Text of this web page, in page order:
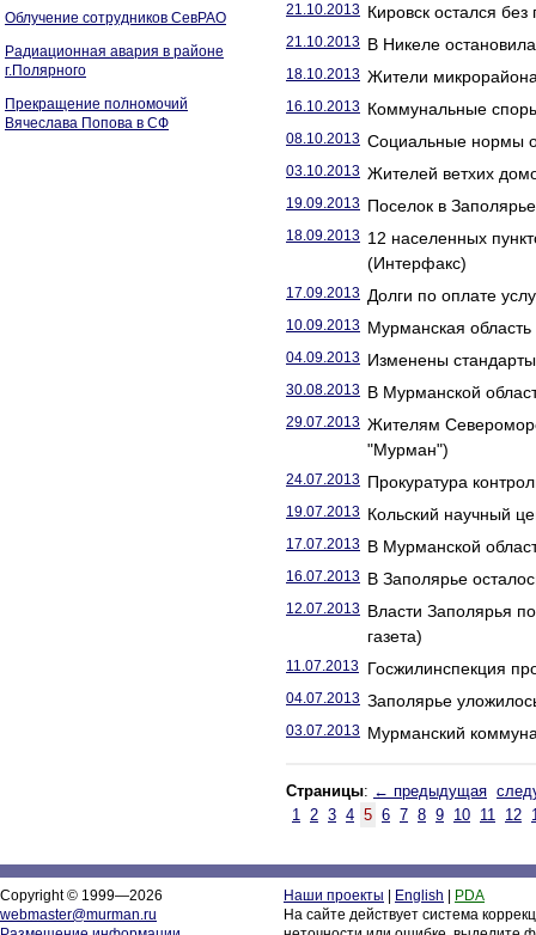
Облучение сотрудников СевРАО
Радиационная авария в районе
г.Полярного
Прекращение полномочий
Вячеслава Попова в СФ
21.10.2013 Кировск остался
21.10.2013 В Никеле
18.10.2013 Жители
16.10.2013 Коммунальные
08.10.2013 Социальные нормы
03.10.2013 Жителей ветхих
19.09.2013 Поселок в
18.09.2013 12 населенных
(Интерфакс)
17.09.2013 Долги по оплате
10.09.2013 Мурманская область
04.09.2013 Изменены
30.08.2013 В Мурманской
29.07.2013 Жителям
"Мурман")
24.07.2013 Прокуратура
19.07.2013 Кольский научный
17.07.2013 В Мурманской
16.07.2013 В Заполярье
12.07.2013 Власти Заполярья
газета)
11.07.2013 Госжилинспекция
04.07.2013 Заполярье
03.07.2013 Мурманский
Страницы: ← предыдущая
1 2 3 4 5 6 7 8 9 10 11 12
Copyright © 1999—2026
webmaster@murman.ru
Наши проекты English
PDA
На сайте действует система